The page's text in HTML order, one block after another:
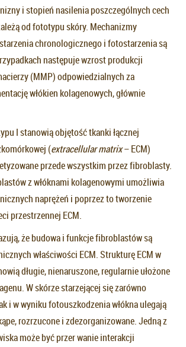
i stopień nasilenia poszczególnych cech
od fototypu skóry. Mechanizmy
chronologicznego i fotostarzenia są
następuje wzrost produkcji
(MMP) odpowiedzialnych za
włókien kolagenowych, głównie
I stanowią objętość tkanki łącznej
(extracellular matrix– ECM)
przede wszystkim przez fibroblasty.
z włóknami kolagenowymi umożliwia
naprężeń i poprzez to tworzenie
przestrzennej ECM.
że budowa i funkcje fibroblastów są
właściwości ECM. Strukturę ECM w
długie, nienaruszone, regularnie ułożone
W skórze starzejącej się zarówno
i w wyniku fotouszkodzenia włókna ulegają
rozrzucone i zdezorganizowane. Jedną z
może być przer wanie interakcji